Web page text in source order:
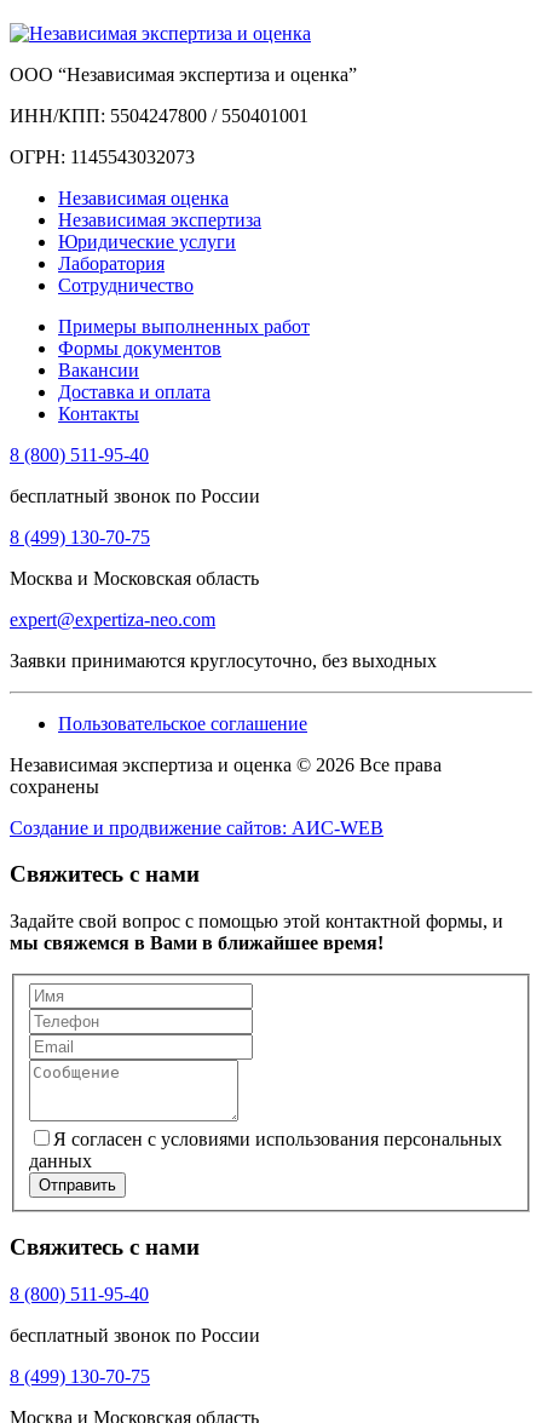
ООО “Независимая экспертиза и оценка”
ИНН/КПП: 5504247800 / 550401001
ОГРН: 1145543032073
Независимая оценка
Независимая экспертиза
Юридические услуги
Лаборатория
Сотрудничество
Примеры выполненных работ
Формы документов
Вакансии
Доставка и оплата
Контакты
8 (800) 511-95-40
бесплатный звонок по России
8 (499) 130-70-75
Москва и Московская область
expert@expertiza-neo.com
Заявки принимаются круглосуточно, без выходных
Пользовательское соглашение
Независимая экспертиза и оценка © 2026 Все права
сохранены
Создание и продвижение сайтов: АИС-WEB
Свяжитесь с нами
Задайте свой вопрос с помощью этой контактной формы, и
мы свяжемся в Вами в ближайшее время!
Я согласен с условиями использования персональных
данных
Отправить
Свяжитесь с нами
8 (800) 511-95-40
бесплатный звонок по России
8 (499) 130-70-75
Москва и Московская область